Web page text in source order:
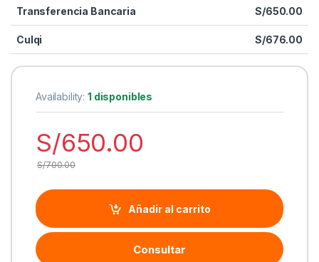
Transferencia Bancaria S/650.00
Culqi S/676.00
Availability:1 disponibles
S/650.00
S/700.00
Añadir al carrito
Consultar